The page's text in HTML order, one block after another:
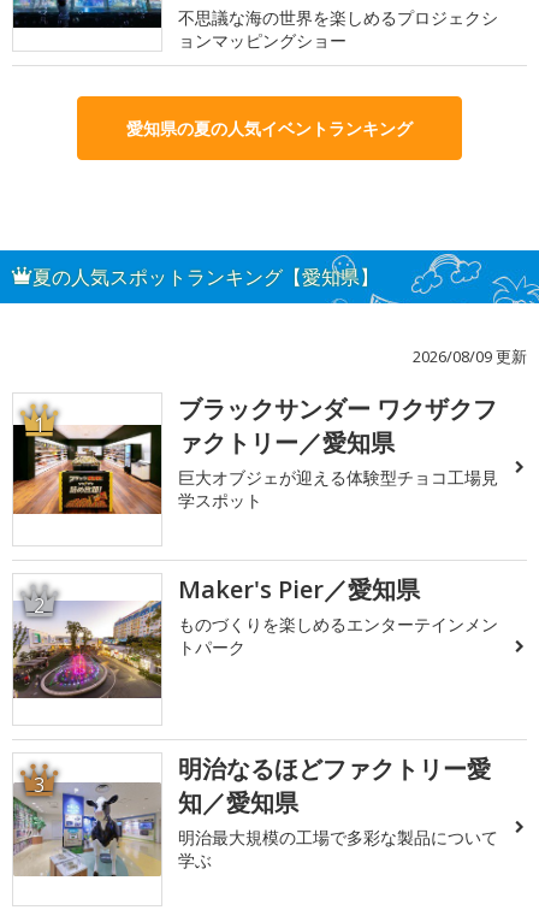
不思議な海の世界を楽しめるプロジェクシ
ョンマッピングショー
愛知県の夏の人気イベントランキング
夏の人気スポットランキング【愛知県】
2026/08/09 更新
1
ブラックサンダー ワクザクフ
ァクトリー／愛知県
巨大オブジェが迎える体験型チョコ工場見
学スポット
2 Maker's Pier／愛知県
ものづくりを楽しめるエンターテインメン
トパーク
3
明治なるほどファクトリー愛
知／愛知県
明治最大規模の工場で多彩な製品について
学ぶ